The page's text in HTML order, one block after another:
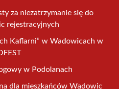
za niezatrzymanie się do
rejestracyjnych
Kaflarni” w Wadowicach w
w Podolanach
dla mieszkańców Wadowic